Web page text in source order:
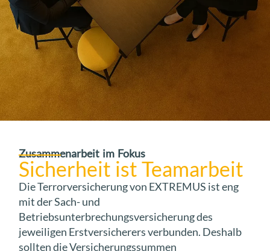
Zusammenarbeit im Fokus
Sicherheit ist Teamarbeit
Die Terrorversicherung von EXTREMUS ist eng
mit der Sach- und
Betriebsunterbrechungsversicherung des
jeweiligen Erstversicherers verbunden. Deshalb
sollten die Versicherungssummen